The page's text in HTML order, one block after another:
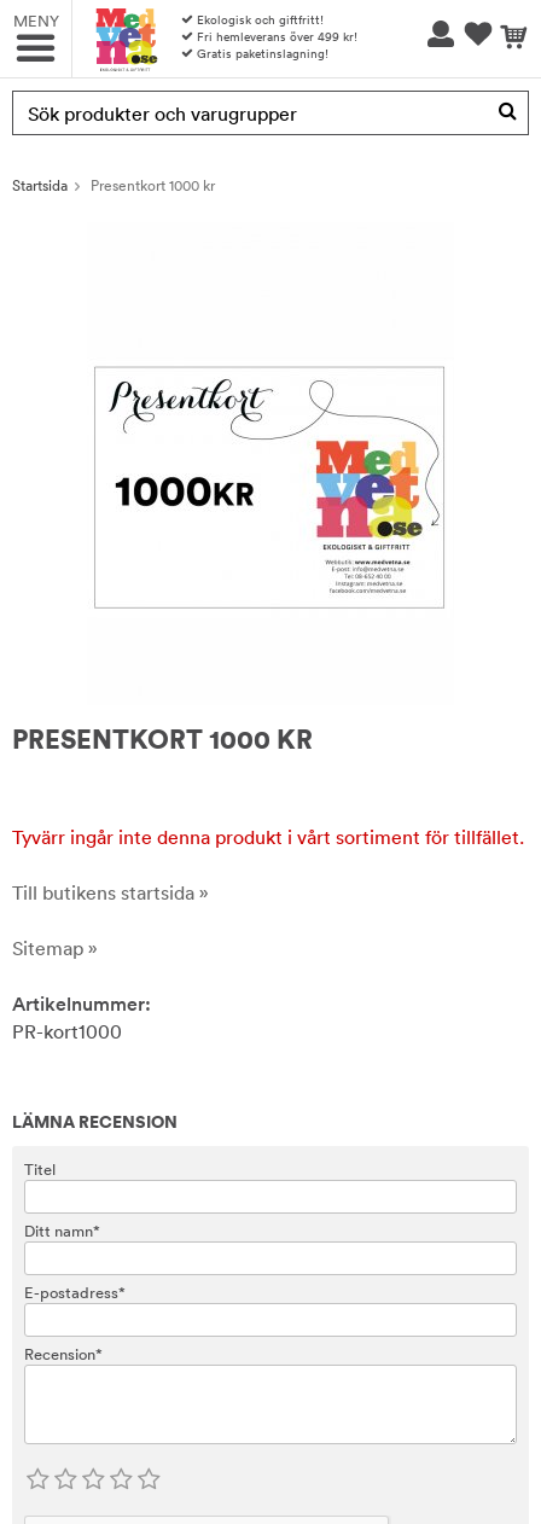
MENY
Ekologisk och giftfritt!
Fri hemleverans över 499 kr!
Gratis paketinslagning!
Produkten har blivit tillagd i varukorgen
Startsida Presentkort 1000 kr
PRESENTKORT 1000 KR
Tyvärr ingår inte denna produkt i vårt sortiment för tillfället.
Till butikens startsida »
Sitemap »
Artikelnummer:
PR-kort1000
LÄMNA RECENSION
Titel
Ditt namn*
E-postadress*
Recension*